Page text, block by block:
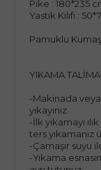
Pike : 180*235
Yastık Kılıfı :
Pamuklu
YIKAMA
-Makinada
yıkayınız.
-İlk yıkamayı
ters yıkamanız
-Çamaşır suyu
-Yıkama